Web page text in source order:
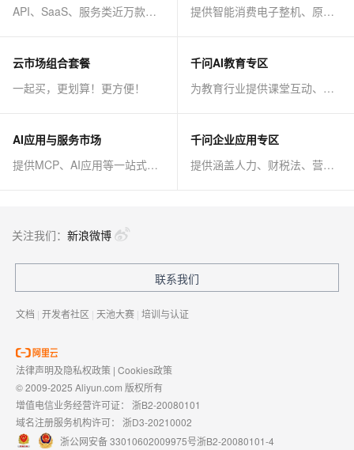
API、SaaS、服务类近万款商品免费试！
提供智能消费电子整机、原子能力等AI方案
云市场组合套餐
一起买，更划算！更方便！
千问AI教育专区
为教育行业提供课堂互动、课程制作等AI方案
AI应用与服务市场
提供MCP、AI应用等一站式AI解决方案
千问企业应用专区
提供涵盖人力、财税法、营销、客服等AI方案
关注我们： 新浪微博
联系我们
文档 | 开发者社区 | 天池大赛 | 培训与认证
法律声明及隐私权政策 | Cookies政策
© 2009-2025 Aliyun.com 版权所有
增值电信业务经营许可证： 浙B2-20080101
域名注册服务机构许可： 浙D3-20210002
浙公网安备 33010602009975号浙B2-20080101-4